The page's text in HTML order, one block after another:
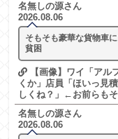
名無しの源さん
2026.08.06
そもそも豪華な貨物車
貧困
【画像】ワイ「アル
くか」店員「ほいっ見
しくね？」←お前らも
名無しの源さん
2026.08.06